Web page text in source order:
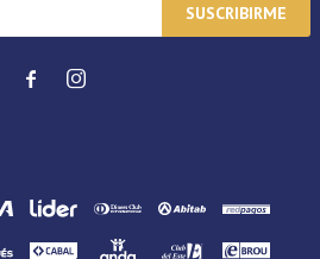
SUSCRIBIRME
 